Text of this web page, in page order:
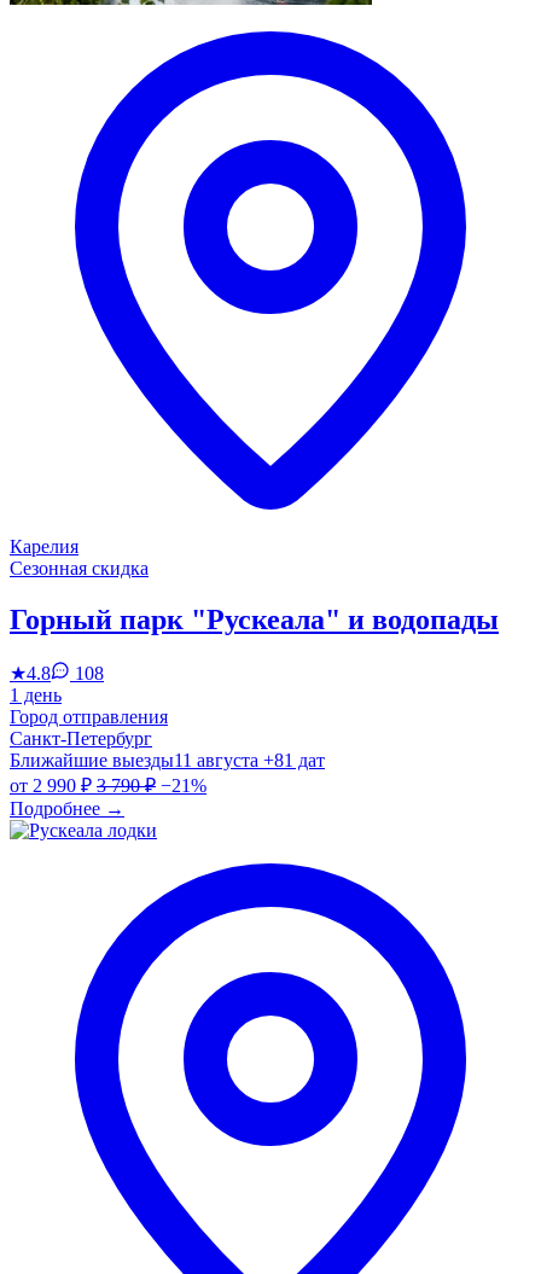
Карелия
Сезонная скидка
Горный парк "Рускеала" и водопады
★4.8
108
1 день
Город отправления
Санкт-Петербург
Ближайшие выезды11 августа +81 дат
от 2 990 ₽ 3 790 ₽ −21%
Подробнее →